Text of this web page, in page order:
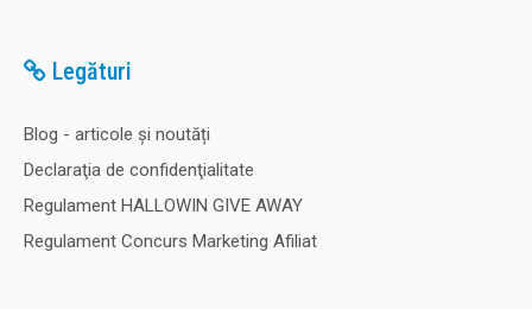
Legături
Blog - articole și noutăți
Declaraţia de confidenţialitate
Regulament HALLOWIN GIVE AWAY
Regulament Concurs Marketing Afiliat